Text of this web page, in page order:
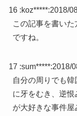
16 :koz*****:2018/
この記事を書い
ですね。
17 :sum*****:2018/
自分の周りでも
に牙をむき、逆
が大好きな事件屋